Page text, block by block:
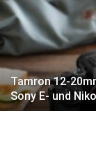
Tamron 12-
Sony E- und